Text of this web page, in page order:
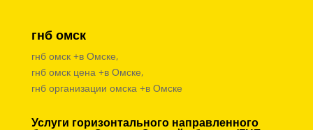
гнб омск
гнб омск +в Омске,
гнб омск цена +в Омске,
гнб организации омска +в Омске
Услуги горизонтального направленного